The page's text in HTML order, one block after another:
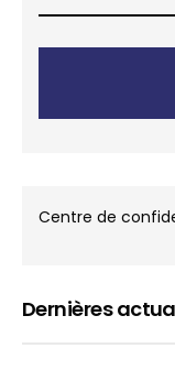
Centre de
Dernières